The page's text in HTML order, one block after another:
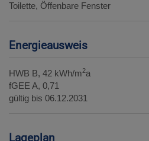
Toilette Öffenbare Fenster
Energieausweis
HWB B, 42 kWh/m2a
fGEE A, 0,71
gültig bis 06.12.2031
Lageplan